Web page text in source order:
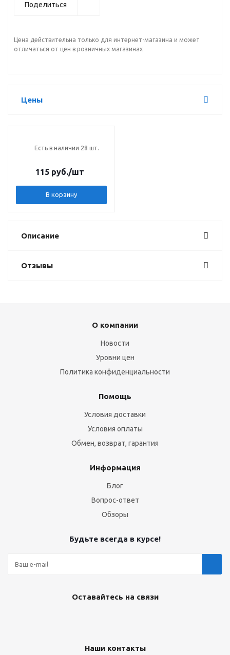
Поделиться
Цена действительна только для интернет-магазина и может
отличаться от цен в розничных магазинах
Цены
Есть в наличии 28 шт.
115 руб./шт
В корзину
Описание
Отзывы
О компании
Новости
Уровни цен
Политика конфиденциальности
Помощь
Условия доставки
Условия оплаты
Обмен, возврат, гарантия
Информация
Блог
Вопрос-ответ
Обзоры
Будьте всегда в курсе!
Оставайтесь на связи
Наши контакты